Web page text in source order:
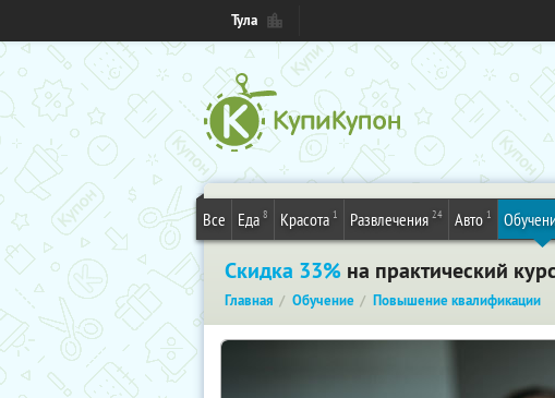
Тула
Все Еда 8 Красота 1 Развлечения 24 Авто 1
Скидка 33% на практический
Главная Обучение Повышение квалификации